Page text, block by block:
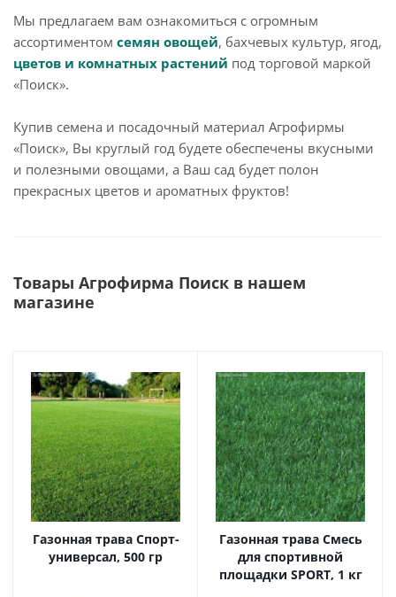
Мы предлагаем вам ознакомиться с огромным
ассортиментом семян овощей, бахчевых культур, ягод,
цветов и комнатных растений под торговой маркой
«Поиск».
Купив семена и посадочный материал Агрофирмы
«Поиск», Вы круглый год будете обеспечены вкусными
и полезными овощами, а Ваш сад будет полон
прекрасных цветов и ароматных фруктов!
Товары Агрофирма Поиск в нашем
магазине
Газонная трава Спорт-
универсал, 500 гр
Газонная трава Смесь
для спортивной
площадки SPORT, 1 кг